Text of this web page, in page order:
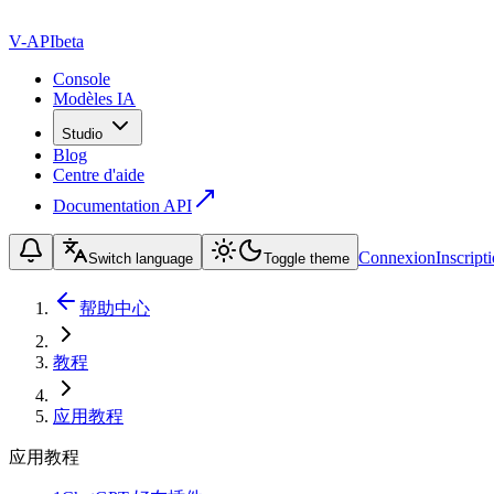
V-APIbeta
Console
Modèles IA
Studio
Blog
Centre d'aide
Documentation API
Switch language Toggle theme Connexion
帮助中心
教程
应用教程
应用教程